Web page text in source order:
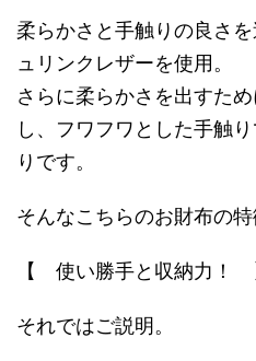
柔らかさと手触りの良さ
ュリンクレザーを使用。
さらに柔らかさを出すた
し、フワフワとした手触
りです。
そんなこちらのお財布の特
【 使い勝手と収納力！
それではご説明。